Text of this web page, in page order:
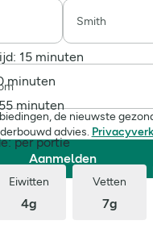
15 minuten
minuten
minuten
per portie
Eiwitten
4g
Vetten
7g
de nieuwste
advies.
Aanmelden